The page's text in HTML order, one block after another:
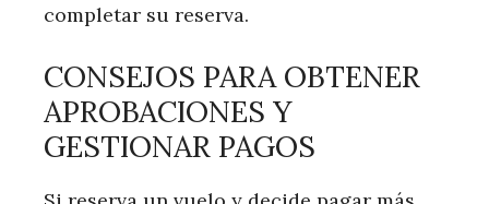
completar su reserva.
CONSEJOS PARA OBTENER
APROBACIONES Y
GESTIONAR PAGOS